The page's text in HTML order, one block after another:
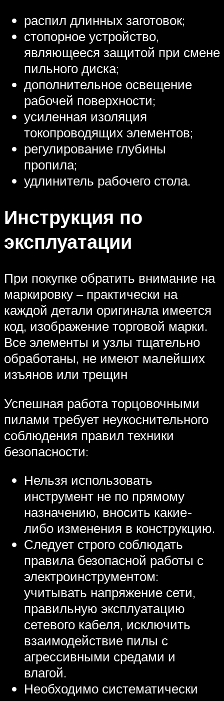
распил длинных заготовок;
стопорное устройство,
являющееся защитой при смене
пильного диска;
дополнительное освещение
рабочей поверхности;
усиленная изоляция
токопроводящих элементов;
регулирование глубины
пропила;
удлинитель рабочего стола.
Инструкция по
эксплуатации
При покупке обратить внимание на
маркировку – практически на
каждой детали оригинала имеется
код, изображение торговой марки.
Все элементы и узлы тщательно
обработаны, не имеют малейших
изъянов или трещин
Успешная работа торцовочными
пилами требует неукоснительного
соблюдения правил техники
безопасности:
Нельзя использовать
инструмент не по прямому
назначению, вносить какие-
либо изменения в конструкцию.
Следует строго соблюдать
правила безопасной работы с
электроинструментом:
учитывать напряжение сети,
правильную эксплуатацию
сетевого кабеля, исключить
взаимодействие пилы с
агрессивными средами и
влагой.
Необходимо систематически